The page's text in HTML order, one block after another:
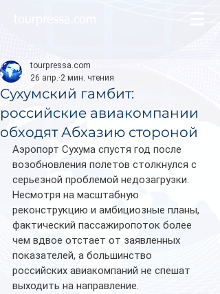
Сухумский гамбит:
российские авиакомпании
обходят Абхазию стороной
tourpressa.com
26 апр. 2 мин. чтения
Аэропорт Сухума спустя год после
возобновления полетов столкнулся с
серьезной проблемой недозагрузки.
Несмотря на масштабную
реконструкцию и амбициозные планы,
фактический пассажиропоток более
чем вдвое отстает от заявленных
показателей, а большинство
российских авиакомпаний не спешат
выходить на направление.